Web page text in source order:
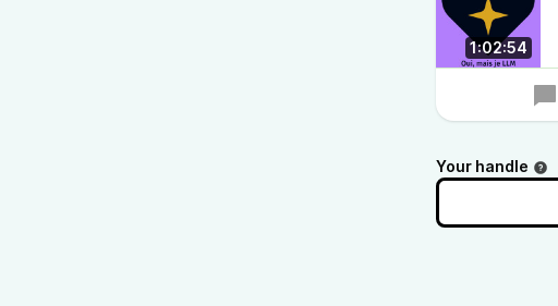
1:02:54
Your handle